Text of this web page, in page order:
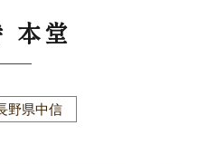
本堂
野県中信